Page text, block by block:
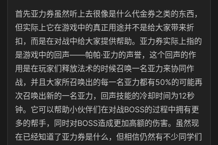
首先亚力券虽然听上去很像是什么代金券之类的东西，
但实际上它在游戏中的真正用途并不是给大家带来折
扣，而是在对战中给大家提供帮助。亚力券实际上指的
是游戏中的回声——帕帕·亚力的声誉，这个回声的作
用是在玩家们释放法术的时候召唤一名亚力来协同作
战，并且大家所召唤出的每一名亚力都有50%的可能再
次召唤出新的一名亚力，回声技能的冷却时间为12秒
钟。它可以帮助小伙伴们在对战BOSS的过程中拥有更
多的帮手，同时对BOSS造成更加高额的伤害。虽然现
在已经知道了亚力券是什么，但相信仍然有不少同学们